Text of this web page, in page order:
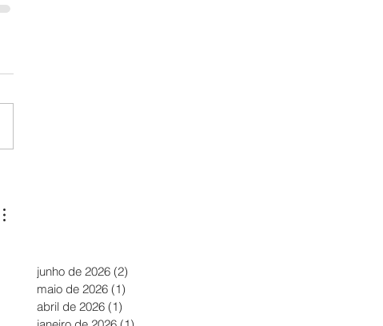
junho de 2026 (2)
maio de 2026 (1)
abril de 2026 (1)